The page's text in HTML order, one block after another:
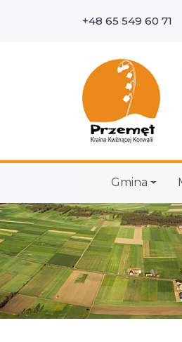
+48 65 549 60 71
Gmina